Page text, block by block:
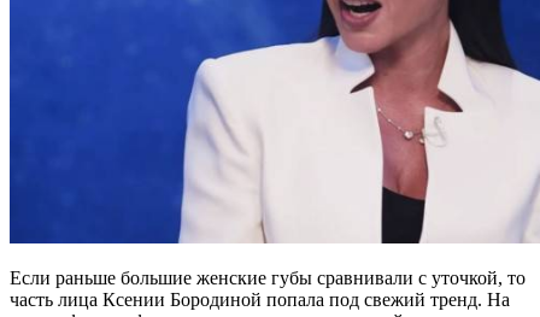
Если раньше большие женские губы сравнивали с уточкой, то
часть лица Ксении Бородиной попала под свежий тренд. На